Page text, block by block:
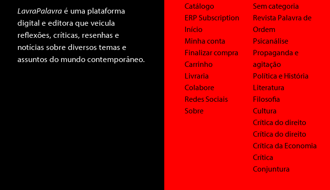
LavraPalavraé uma plataforma
digital e editora que veicula
reflexões, críticas, resenhas e
notícias sobre diversos temas e
assuntos do mundo contemporâneo.
Catálogo
ERP Subscription
Início
Minha conta
Finalizar compra
Carrinho
Livraria
Colabore
Redes Sociais
Sobre
Sem categoria
Revista Palavra de
Ordem
Psicanálise
Propaganda e
agitação
Política e História
Literatura
Filosofia
Cultura
Crítica do direito
Crítica do direito
Crítica da Economia
Crítica
Conjuntura